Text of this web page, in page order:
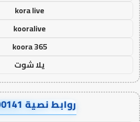
kora live
kooralive
koora 365
يلا شوت
روابط نصية AA90141